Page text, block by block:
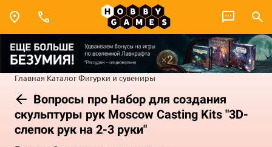
Главная КаталогФигурки и сувениры
Вопросы про Набор для создания
скульптуры рук Moscow Casting Kits "3D-
слепок рук на 2-3 руки"